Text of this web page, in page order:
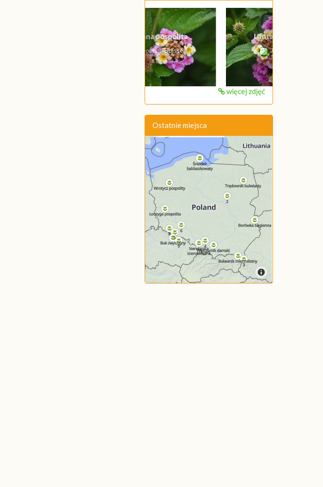
Lantana pospolita
Joanna Boisse
Poprzednie Następne
więcej zdjęć
Ostatnie miejsca